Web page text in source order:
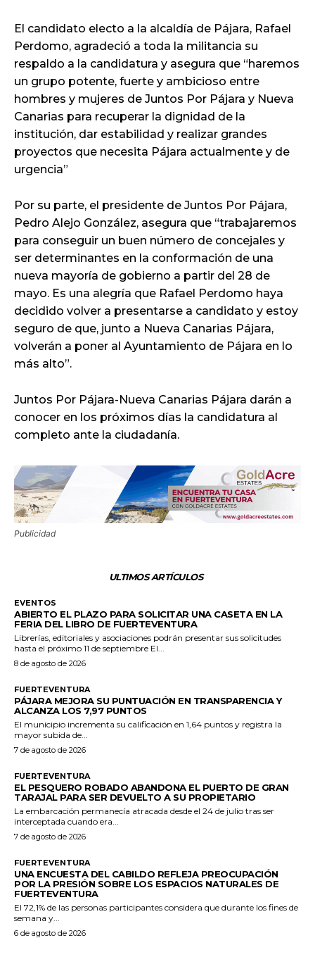
El candidato electo a la alcaldía de Pájara, Rafael
Perdomo, agradeció a toda la militancia su
respaldo a la candidatura y asegura que “haremos
un grupo potente, fuerte y ambicioso entre
hombres y mujeres de Juntos Por Pájara y Nueva
Canarias para recuperar la dignidad de la
institución, dar estabilidad y realizar grandes
proyectos que necesita Pájara actualmente y de
urgencia”
Por su parte, el presidente de Juntos Por Pájara,
Pedro Alejo González, asegura que “trabajaremos
para conseguir un buen número de concejales y
ser determinantes en la conformación de una
nueva mayoría de gobierno a partir del 28 de
mayo. Es una alegría que Rafael Perdomo haya
decidido volver a presentarse a candidato y estoy
seguro de que, junto a Nueva Canarias Pájara,
volverán a poner al Ayuntamiento de Pájara en lo
más alto”.
Juntos Por Pájara-Nueva Canarias Pájara darán a
conocer en los próximos días la candidatura al
completo ante la ciudadanía.
Publicidad
ULTIMOS ARTÍCULOS
EVENTOS
ABIERTO EL PLAZO PARA SOLICITAR UNA CASETA EN LA
FERIA DEL LIBRO DE FUERTEVENTURA
Librerías, editoriales y asociaciones podrán presentar sus solicitudes
hasta el próximo 11 de septiembre El...
8 de agosto de 2026
FUERTEVENTURA
PÁJARA MEJORA SU PUNTUACIÓN EN TRANSPARENCIA Y
ALCANZA LOS 7,97 PUNTOS
El municipio incrementa su calificación en 1,64 puntos y registra la
mayor subida de...
7 de agosto de 2026
FUERTEVENTURA
EL PESQUERO ROBADO ABANDONA EL PUERTO DE GRAN
TARAJAL PARA SER DEVUELTO A SU PROPIETARIO
La embarcación permanecía atracada desde el 24 de julio tras ser
interceptada cuando era...
7 de agosto de 2026
FUERTEVENTURA
UNA ENCUESTA DEL CABILDO REFLEJA PREOCUPACIÓN
POR LA PRESIÓN SOBRE LOS ESPACIOS NATURALES DE
FUERTEVENTURA
El 72,1% de las personas participantes considera que durante los fines de
semana y...
6 de agosto de 2026